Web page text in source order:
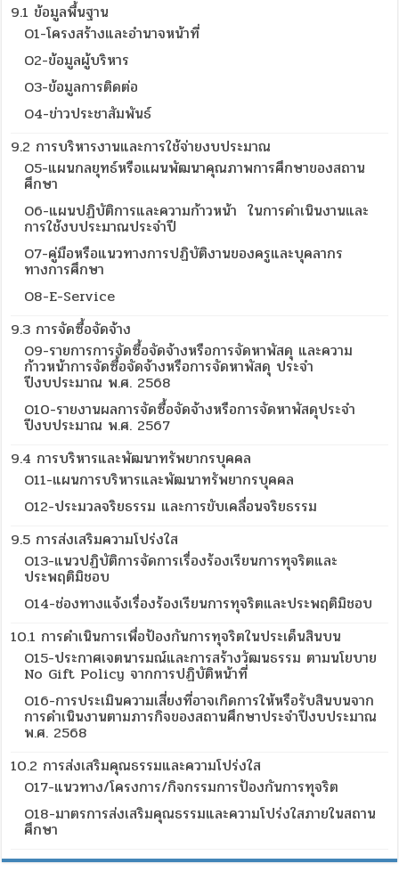
9.1 ข้อมูลพื้นฐาน
O1-โครงสร้างและอำนาจหน้าที่
O2-ข้อมูลผู้บริหาร
O3-ข้อมูลการติดต่อ
O4-ข่าวประชาสัมพันธ์
9.2 การบริหารงานและการใช้จ่ายงบประมาณ
O5-แผนกลยุทธ์หรือแผนพัฒนาคุณภาพการศึกษาของสถาน
ศึกษา
O6-แผนปฏิบัติการและความก้าวหน้า ในการดำเนินงานและ
การใช้งบประมาณประจำปี
O7-คู่มือหรือแนวทางการปฏิบัติงานของครูและบุคลากร
ทางการศึกษา
O8-E-Service
9.3 การจัดซื้อจัดจ้าง
O9-รายการการจัดซื้อจัดจ้างหรือการจัดหาพัสดุ และความ
ก้าวหน้าการจัดซื้อจัดจ้างหรือการจัดหาพัสดุ ประจำ
ปีงบประมาณ พ.ศ. 2568
O10-รายงานผลการจัดซื้อจัดจ้างหรือการจัดหาพัสดุประจำ
ปีงบประมาณ พ.ศ. 2567
9.4 การบริหารและพัฒนาทรัพยากรบุคคล
O11-แผนการบริหารและพัฒนาทรัพยากรบุคคล
O12-ประมวลจริยธรรม และการขับเคลื่อนจริยธรรม
9.5 การส่งเสริมความโปร่งใส
O13-แนวปฏิบัติการจัดการเรื่องร้องเรียนการทุจริตและ
ประพฤติมิชอบ
O14-ช่องทางแจ้งเรื่องร้องเรียนการทุจริตและประพฤติมิชอบ
10.1 การดำเนินการเพื่อป้องกันการทุจริตในประเด็นสินบน
O15-ประกาศเจตนารมณ์และการสร้างวัฒนธรรม ตามนโยบาย
No Gift Policy จากการปฏิบัติหน้าที่
O16-การประเมินความเสี่ยงที่อาจเกิดการให้หรือรับสินบนจาก
การดำเนินงานตามภารกิจของสถานศึกษาประจำปีงบประมาณ
พ.ศ. 2568
10.2 การส่งเสริมคุณธรรมและความโปร่งใส
O17-แนวทาง/โครงการ/กิจกรรมการป้องกันการทุจริต
O18-มาตรการส่งเสริมคุณธรรมและความโปร่งใสภายในสถาน
ศึกษา